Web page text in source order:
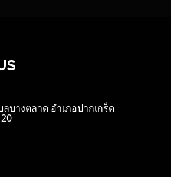
บางตลาด อำเภอปากเกร็ด